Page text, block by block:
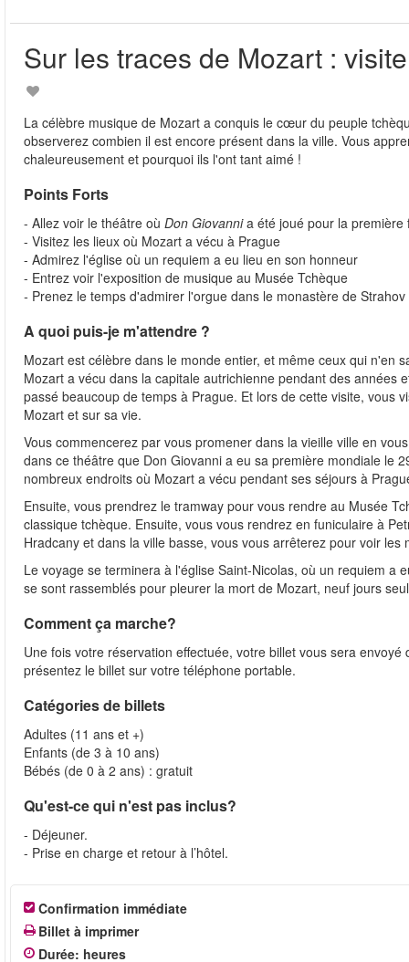
Sur les traces de Mozart :
La célèbre musique de Mozart a conquis le cœur du peuple
observerez combien il est encore présent dans la ville. Vous
chaleureusement et pourquoi ils l'ont tant aimé !
Points Forts
- Allez voir le théâtre où Don Giovannia été joué pour la première
- Visitez les lieux où Mozart a vécu à Prague
- Admirez l'église où un requiem a eu lieu en son honneur
- Entrez voir l'exposition de musique au Musée Tchèque
- Prenez le temps d'admirer l'orgue dans le monastère de Strahov
A quoi puis-je m'attendre ?
Mozart est célèbre dans le monde entier, et même ceux qui n'en
Mozart a vécu dans la capitale autrichienne pendant des
passé beaucoup de temps à Prague. Et lors de cette visite, vous
Mozart et sur sa vie.
Vous commencerez par vous promener dans la vieille ville en
dans ce théâtre que Don Giovanni a eu sa première mondiale le
nombreux endroits où Mozart a vécu pendant ses séjours à
Ensuite, vous prendrez le tramway pour vous rendre au Musée
classique tchèque. Ensuite, vous vous rendrez en funiculaire à
Hradcany et dans la ville basse, vous vous arrêterez pour voir
Le voyage se terminera à l'église Saint-Nicolas, où un requiem a
se sont rassemblés pour pleurer la mort de Mozart, neuf jours
Comment ça marche?
Une fois votre réservation effectuée, votre billet vous sera
présentez le billet sur votre téléphone portable.
Catégories de billets
Adultes (11 ans et +)
Enfants (de 3 à 10 ans)
Bébés (de 0 à 2 ans) : gratuit
Qu'est-ce qui n'est pas inclus?
- Déjeuner.
- Prise en charge et retour à l’hôtel.
Confirmation immédiate
Billet à imprimer
Durée: heures